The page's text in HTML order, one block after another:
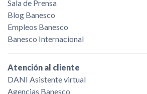
Sala de Prensa
Blog Banesco
Empleos Banesco
Banesco Internacional
Atención al cliente
DANI Asistente virtual
Agencias Banesco